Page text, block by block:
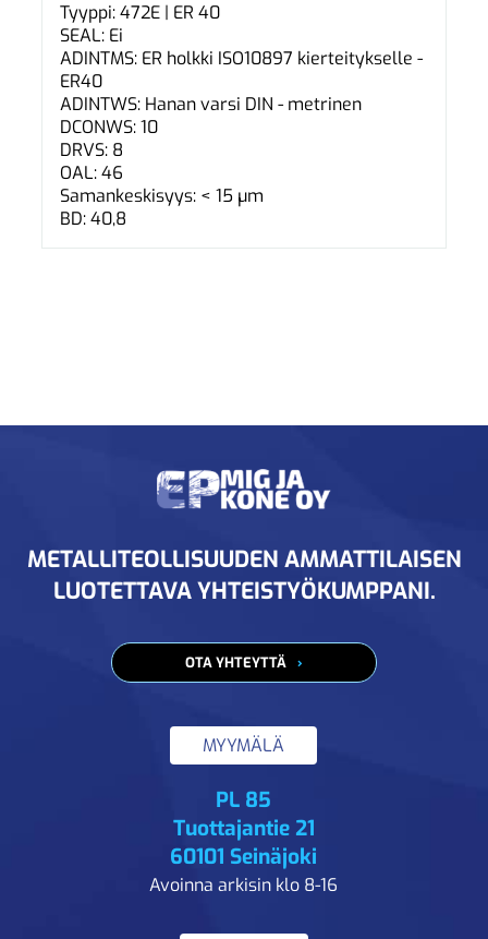
Tyyppi: 472E | ER 40
SEAL: Ei
ADINTMS: ER holkki ISO10897 kierteitykselle -
ER40
ADINTWS: Hanan varsi DIN - metrinen
DCONWS: 10
DRVS: 8
OAL: 46
Samankeskisyys: < 15 µm
BD: 40,8
METALLITEOLLISUUDEN AMMATTILAISEN
LUOTETTAVA YHTEISTYÖKUMPPANI.
OTA YHTEYTTÄ
MYYMÄLÄ
PL 85
Tuottajantie 21
60101 Seinäjoki
Avoinna arkisin klo 8-16